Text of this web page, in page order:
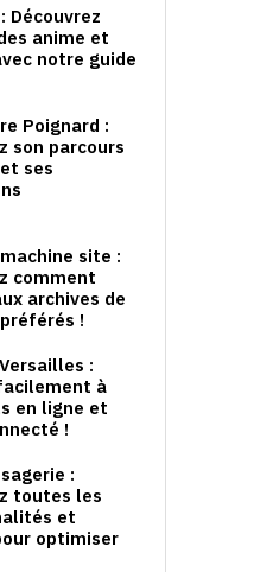
Découvrez
anime et
notre guide
Poignard :
son parcours
ses
site :
comment
archives de
!
:
à
en ligne et
!
:
toutes les
et
optimiser